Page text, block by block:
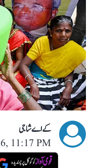
کے اے شاجی
11:17 PM